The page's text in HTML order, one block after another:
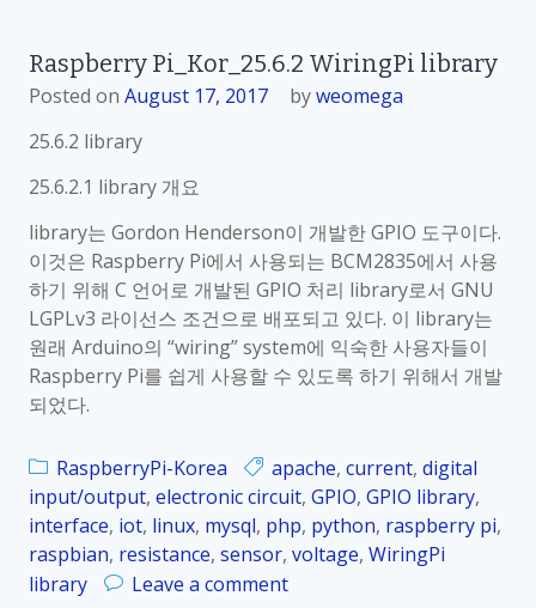
온
도
s
o
개
a
s
r
y
P
i
_
K
_
2
5
.
Raspberry Pi_Kor_25.6.2 WiringPi library
Posted on August 17, 2017 byweomega
25.6.2 library
25.6.2.1 library 개요
library는 Gordon Henderson이 개발한 GPIO 도구이다.
이것은 Raspberry Pi에서 사용되는 BCM2835에서 사용
하기 위해 C 언어로 개발된 GPIO 처리 library로서 GNU
LGPLv3 라이선스 조건으로 배포되고 있다. 이 library는
원래 Arduino의 “wiring” system에 익숙한 사용자들이
Raspberry Pi를 쉽게 사용할 수 있도록 하기 위해서 개발
되었다.
RaspberryPi-Korea apache, current, digital
input/output, electronic circuit, GPIO, GPIO library,
interface, iot, linux, mysql, php, python, raspberry pi,
raspbian, resistance, sensor, voltage, WiringPi
library
Leave a comment